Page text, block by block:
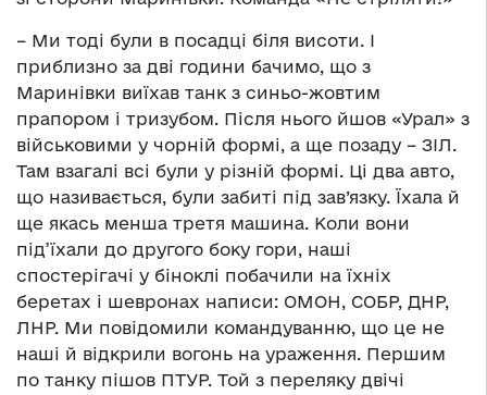
– Ми тоді були в посадці біля висоти. І
приблизно за дві години бачимо, що з
Маринівки виїхав танк з синьо-жовтим
прапором і тризубом. Після нього йшов «Урал» з
військовими у чорній формі, а ще позаду – ЗІЛ.
Там взагалі всі були у різній формі. Ці два авто,
що називається, були забиті під зав’язку. Їхала й
ще якась менша третя машина. Коли вони
під’їхали до другого боку гори, наші
спостерігачі у біноклі побачили на їхніх
беретах і шевронах написи: ОМОН, СОБР, ДНР,
ЛНР. Ми повідомили командуванню, що це не
наші й відкрили вогонь на ураження. Першим
по танку пішов ПТУР. Той з переляку двічі